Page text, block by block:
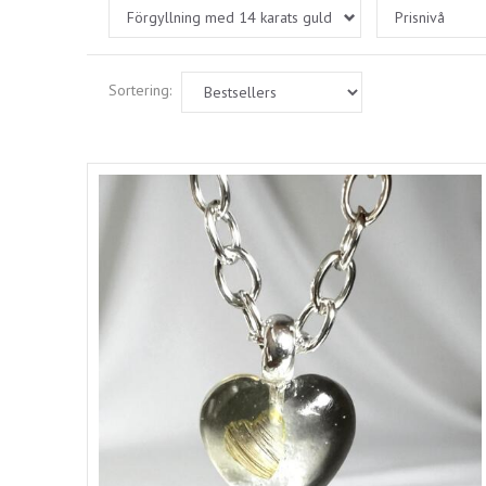
Förgyllning med 14 karats guld Prisnivå
Sortering: